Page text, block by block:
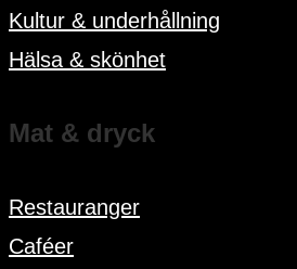
Kultur & underhållning
Hälsa & skönhet
Mat & dryck
Restauranger
Caféer